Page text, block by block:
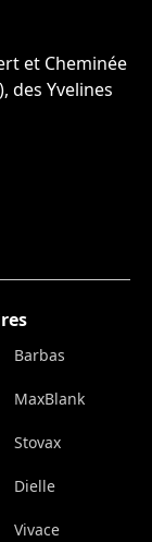
et Cheminée
des Yvelines
Barbas
MaxBlank
Stovax
Dielle
Vivace